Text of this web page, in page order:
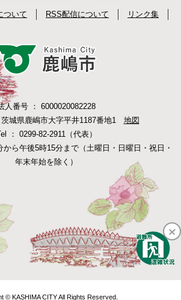
ついて RSS配信について リンク集
人番号 ： 6000020082228
城県鹿嶋市大字平井1187番地1 地図
： 0299-82-2911（代表）
ら午後5時15分まで（土曜日・日曜日・祝日・
年末年始を除く）
© KASHIMA CITY All Rights Reserved.